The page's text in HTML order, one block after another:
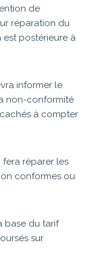
de
réparation du
est postérieure à
informer le
non-conformité
à compter
fera réparer les
conformes ou
base du tarif
sur